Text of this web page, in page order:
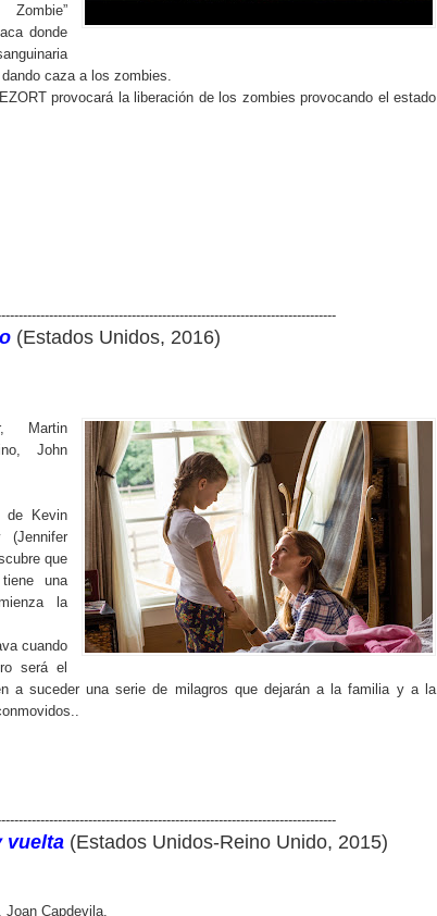
donde
caza a los zombies.
provocará la liberación de los zombies provocando el estado
(Estados Unidos, 2016)
Martin
John
de Kevin
(Jennifer
que
una
la
cuando
será el
a suceder una serie de milagros que dejarán a la familia y a la
vuelta (Estados Unidos-Reino Unido, 2015)
Capdevila.